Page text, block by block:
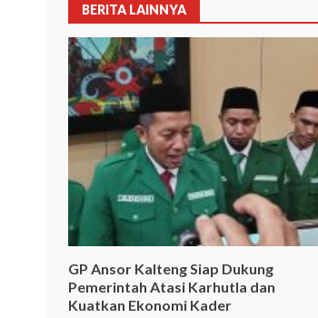
BERITA LAINNYA
GP Ansor Kalteng Siap Dukung
Pemerintah Atasi Karhutla dan
Kuatkan Ekonomi Kader